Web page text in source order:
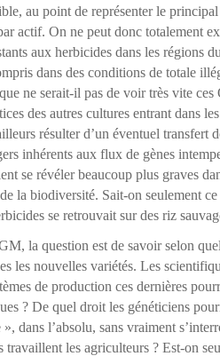
au point de représenter le
actif. On ne peut donc totalement
aux herbicides dans les régions
dans des conditions de totale
ne serait-il pas de voir très vite
des autres cultures entrant dans
résulter d’un éventuel transfert
inhérents aux flux de gènes
se révéler beaucoup plus graves
la biodiversité. Sait-on seulement
se retrouvait sur des riz
la question est de savoir selon
les nouvelles variétés. Les
de production ces dernières
? De quel droit les généticiens
dans l’absolu, sans vraiment
travaillent les agriculteurs ? Est-on